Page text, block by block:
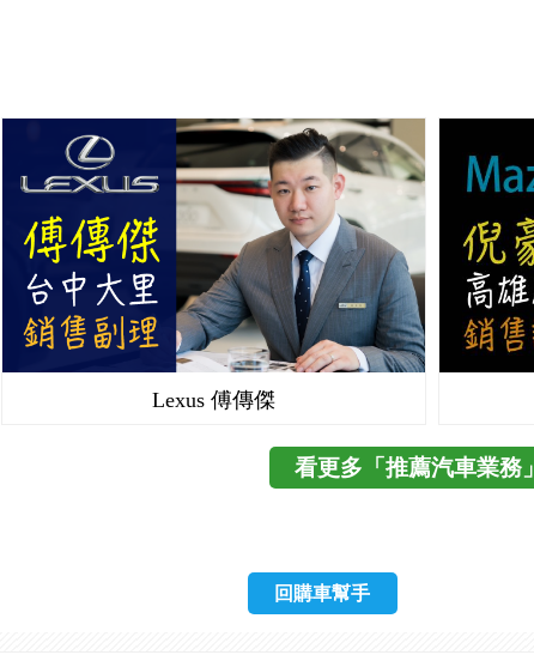
Lexus 傅傳傑
看更多「推薦汽車業務」
回購車幫手